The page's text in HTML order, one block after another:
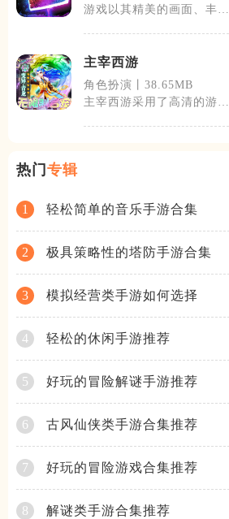
游戏以其精美的画面、丰富
主宰西游
角色扮演丨38.65MB
主宰西游采用了高清的游戏
热门 专辑
1 轻松简单的音乐手游合集
2 极具策略性的塔防手游合集
3 模拟经营类手游如何选择
4 轻松的休闲手游推荐
5 好玩的冒险解谜手游推荐
6 古风仙侠类手游合集推荐
7 好玩的冒险游戏合集推荐
8 解谜类手游合集推荐